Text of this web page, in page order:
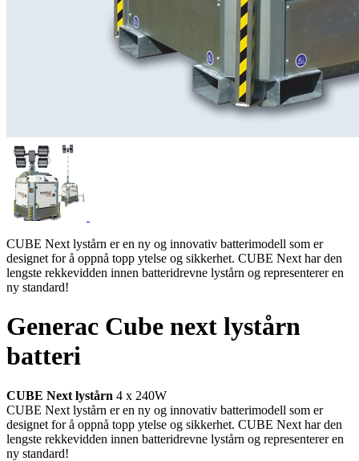
CUBE Next lystårn er en ny og innovativ batterimodell som er
designet for å oppnå topp ytelse og sikkerhet. CUBE Next har den
lengste rekkevidden innen batteridrevne lystårn og representerer en
ny standard!
Generac Cube next lystårn
batteri
CUBE Next lystårn 4 x 240W
CUBE Next lystårn er en ny og innovativ batterimodell som er
designet for å oppnå topp ytelse og sikkerhet. CUBE Next har den
lengste rekkevidden innen batteridrevne lystårn og representerer en
ny standard!